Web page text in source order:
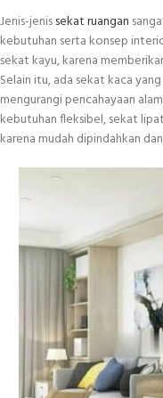
Jenis-jenissekat ruangan
kebutuhan serta konsep
sekat kayu, karena
Selain itu, ada sekat kaca
mengurangi pencahayaan
kebutuhan fleksibel, sekat
karena mudah dipindahkan